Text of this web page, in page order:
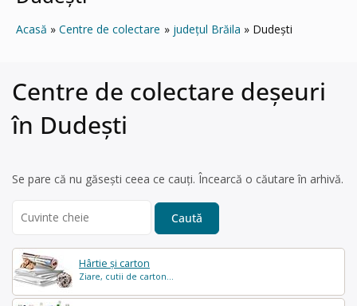
Acasă Centre de colectare județul Brăila Dudeşti
Hârtie și carton
Ziare, cutii de carton...
Centre de colectare deșeuri
în Dudeşti
Se pare că nu găsești ceea ce cauți. Încearcă o căutare în arhivă.
for: